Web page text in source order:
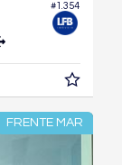
#1.354
FRENTE MAR